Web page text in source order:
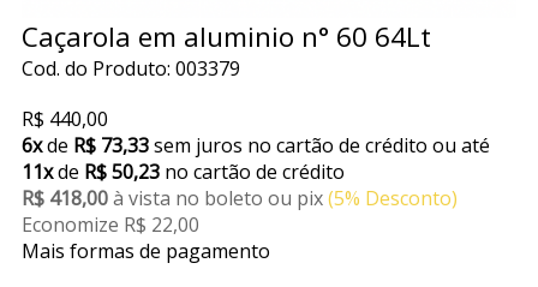
Caçarola em aluminio n° 60 64Lt
Cod. do Produto: 003379
R$ 440,00
6xde R$ 73,33 sem juros no cartão de crédito ou até
11xde R$ 50,23no cartão de crédito
R$ 418,00à vista no boleto ou pix(5% Desconto)
Economize R$ 22,00
Mais formas de pagamento